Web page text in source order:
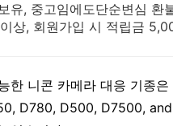
유, 중고임에도단순변심 환
상, 회원가입 시 적립금
한 니콘 카메라 대응 기종
D780, D500, D7500,